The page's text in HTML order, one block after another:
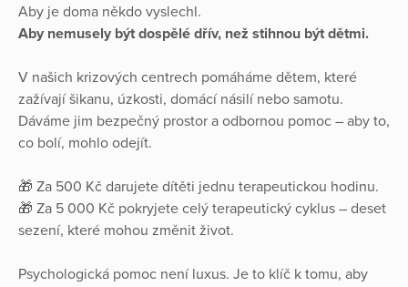
Aby je doma někdo vyslechl.
Aby nemusely být dospělé dřív, než stihnou být dětmi.
V našich krizových centrech pomáháme dětem, které
zažívají šikanu, úzkosti, domácí násilí nebo samotu.
Dáváme jim bezpečný prostor a odbornou pomoc – aby to,
co bolí, mohlo odejít.
🎁 Za 500 Kč darujete dítěti jednu terapeutickou hodinu.
🎁 Za 5 000 Kč pokryjete celý terapeutický cyklus – deset
sezení, které mohou změnit život.
Psychologická pomoc není luxus. Je to klíč k tomu, aby